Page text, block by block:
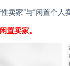
卖家”与“闲置个人
置卖家。